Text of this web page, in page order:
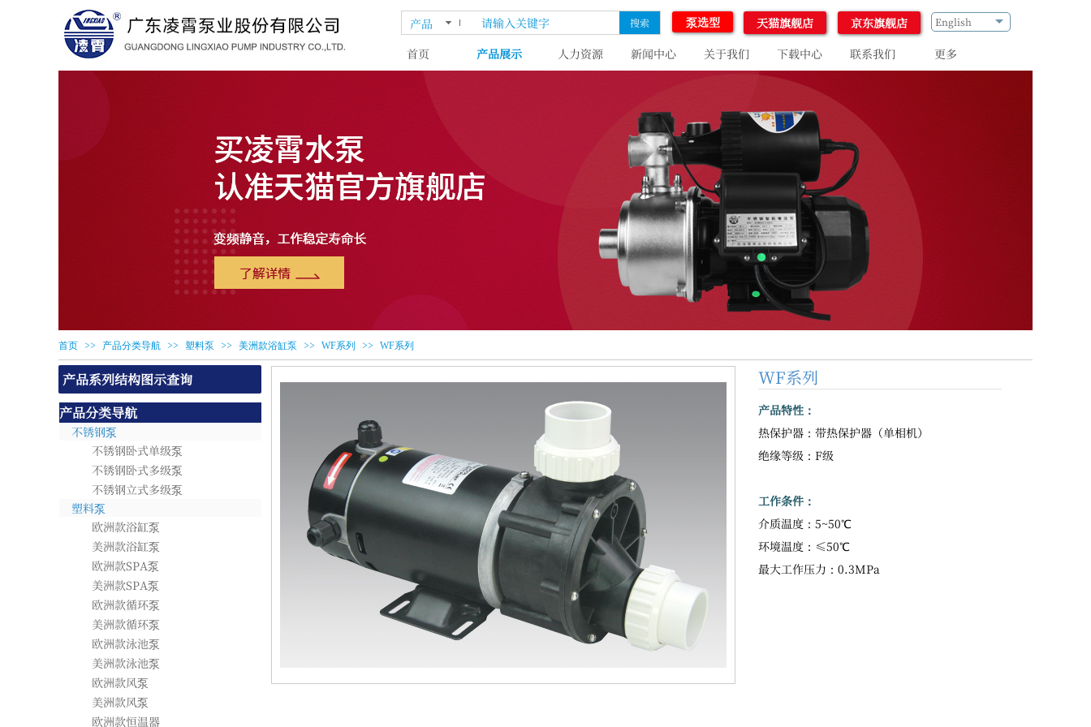
京东旗舰店
产品 搜索 English
首页 产品展示 人力资源 新闻中心 关于我们 下载中心 联系我们 更多
泵选型 天猫旗舰店
首页 >> 产品分类导航 >> 塑料泵 >> 美洲款浴缸泵 >> WF系列 >> WF系列
产品系列结构图示查询 WF系列
产品特性：
热保护器：带热保护器（单相机）
绝缘等级：F级
工作条件：
介质温度：5~50℃
环境温度：≤50℃
最大工作压力：0.3MPa
产品分类导航
不锈钢泵
不锈钢卧式单级泵
不锈钢卧式多级泵
不锈钢立式多级泵
塑料泵
欧洲款浴缸泵
美洲款浴缸泵
欧洲款SPA泵
美洲款SPA泵
欧洲款循环泵
美洲款循环泵
欧洲款泳池泵
美洲款泳池泵
欧洲款风泵
美洲款风泵
欧洲款恒温器